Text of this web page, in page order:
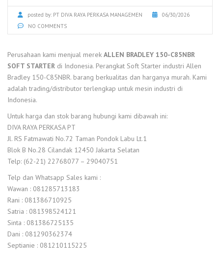
posted by: PT DIVA RAYA PERKASA MANAGEMEN
06/30/2026
NO COMMENTS
Perusahaan kami menjual merek ALLEN BRADLEY 150-C85NBR
SOFT STARTER di Indonesia. Perangkat Soft Starter industri Allen
Bradley 150-C85NBR. barang berkualitas dan harganya murah. Kami
adalah trading/distributor terlengkap untuk mesin industri di
Indonesia.
Untuk harga dan stok barang hubungi kami dibawah ini:
DIVA RAYA PERKASA PT
Jl. RS Fatmawati No.72 Taman Pondok Labu Lt.1
Blok B No.28 Cilandak 12450 Jakarta Selatan
Telp: (62-21) 22768077 – 29040751
Telp dan Whatsapp Sales kami :
Wawan : 081285713183
Rani : 081386710925
Satria : 081398524121
Sinta : 081386725135
Dani : 081290362374
Septianie : 081210115225